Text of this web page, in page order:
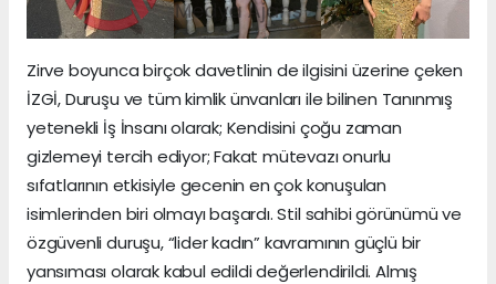
Zirve boyunca birçok davetlinin de ilgisini üzerine çeken
İZGİ, Duruşu ve tüm kimlik ünvanları ile bilinen Tanınmış
yetenekli İş İnsanı olarak; Kendisini çoğu zaman
gizlemeyi tercih ediyor; Fakat mütevazı onurlu
sıfatlarının etkisiyle gecenin en çok konuşulan
isimlerinden biri olmayı başardı. Stil sahibi görünümü ve
özgüvenli duruşu, “lider kadın” kavramının güçlü bir
yansıması olarak kabul edildi değerlendirildi. Almış